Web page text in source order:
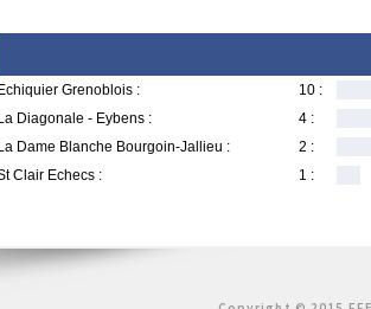
Echiquier Grenoblois :
10 :
La Diagonale - Eybens :
4 :
La Dame Blanche Bourgoin-Jallieu :
2 :
Clair Echecs :
1 :